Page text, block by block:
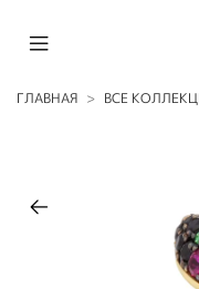
ГЛАВНАЯ ВСЕ